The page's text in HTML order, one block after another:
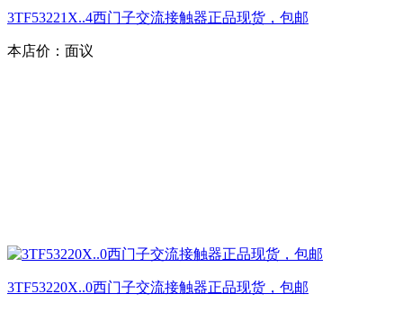
3TF53221X..4西门子交流接触器正品现货，包邮
本店价： 面议
3TF53220X..0西门子交流接触器正品现货，包邮